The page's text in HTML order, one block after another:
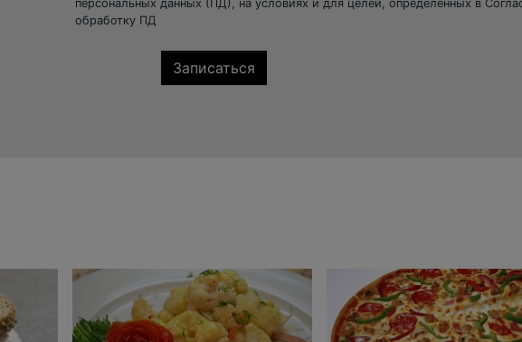
персональных данных (ПД), на условиях и для целей, определенных в
обработку ПД